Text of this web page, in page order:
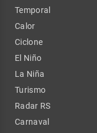
Temporal
Calor
Ciclone
El Niño
La Niña
Turismo
Radar RS
Carnaval